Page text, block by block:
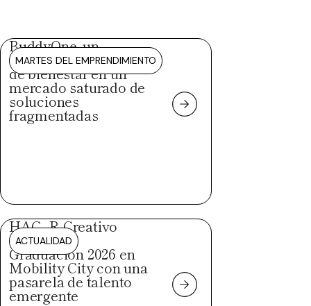
MARTES DEL EMPRENDIMIENTO
BuddyOne, un
ecosistema integral
de bienestar en un
mercado saturado de
soluciones
fragmentadas
ACTUALIDAD
HAC_R Creativo
celebra su
Graduación 2026 en
Mobility City con una
pasarela de talento
emergente